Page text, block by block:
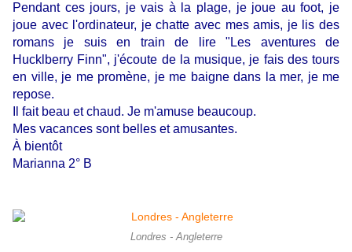
Pendant ces jours, je vais à la plage, je joue au foot, je
joue avec l'ordinateur, je chatte avec mes amis, je lis des
romans je suis en train de lire "Les aventures de
Hucklberry Finn", j'écoute de la musique, je fais des tours
en ville, je me promène, je me baigne dans la mer, je me
repose.
Il fait beau et chaud. Je m'amuse beaucoup.
Mes vacances sont belles et amusantes.
À bientôt
Marianna 2° B
Londres - Angleterre